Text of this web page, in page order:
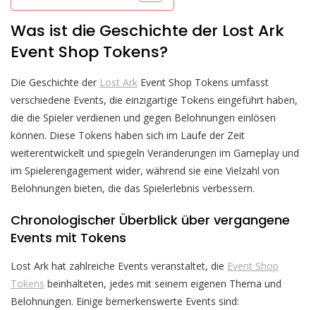
Was ist die Geschichte der Lost Ark
Event Shop Tokens?
Die Geschichte der Lost Ark Event Shop Tokens umfasst
verschiedene Events, die einzigartige Tokens eingeführt haben,
die die Spieler verdienen und gegen Belohnungen einlösen
können. Diese Tokens haben sich im Laufe der Zeit
weiterentwickelt und spiegeln Veränderungen im Gameplay und
im Spielerengagement wider, während sie eine Vielzahl von
Belohnungen bieten, die das Spielerlebnis verbessern.
Chronologischer Überblick über vergangene
Events mit Tokens
Lost Ark hat zahlreiche Events veranstaltet, die Event Shop
Tokens beinhalteten, jedes mit seinem eigenen Thema und
Belohnungen. Einige bemerkenswerte Events sind: